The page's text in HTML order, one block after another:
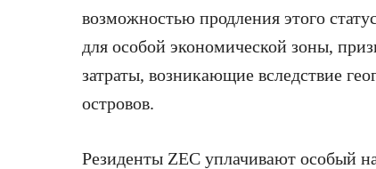
возможностью продления этого
для особой экономической зоны,
затраты, возникающие вследствие
островов.
Резиденты ZEC уплачивают особый